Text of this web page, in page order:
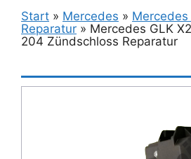
Start » Mercedes » Mercedes
Reparatur » Mercedes GLK
204 Zündschloss Reparatur